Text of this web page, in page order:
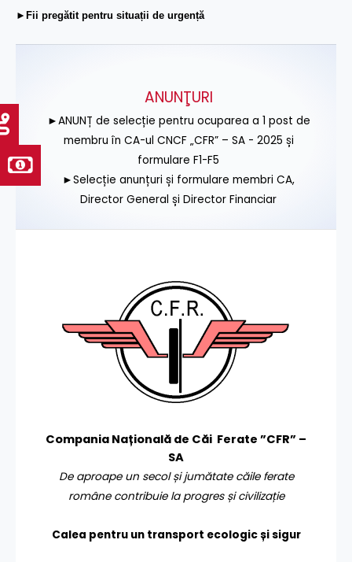
►Fii pregătit pentru situații de urgență
ANUNŢURI
►ANUNȚ de selecție pentru ocuparea a 1 post de
membru în CA-ul CNCF „CFR” – SA - 2025 și
formulare F1-F5
►Selecție anunțuri și formulare membri CA,
Director General și Director Financiar
Compania Națională de Căi Ferate ”CFR” –
SA
De aproape un secol și jumătate căile ferate
române contribuie la progres și civilizație
Calea pentru un transport ecologic și sigur